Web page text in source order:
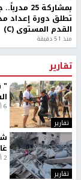
بمشاركة 25
تطلق دورة إعداد
القدم المستوى (C)
منذ 51 دقيقة
تقارير
تقارير
"
6 أيام، 17 ساعة ago
تقارير
2 أسبوعين ago